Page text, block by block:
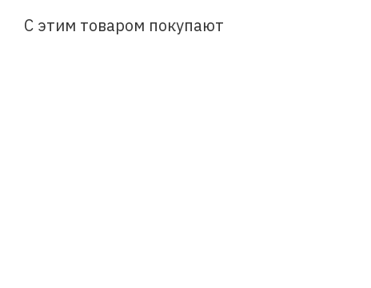
С этим товаром покупают